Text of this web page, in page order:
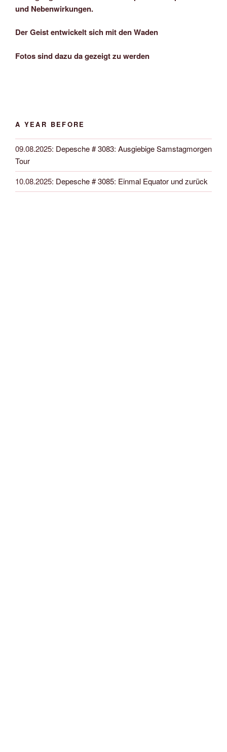
und Nebenwirkungen.
Der Geist entwickelt sich mit den Waden
Fotos sind dazu da gezeigt zu werden
A YEAR BEFORE
09.08.2025: Depesche # 3083: Ausgiebige Samstagmorgen
Tour
10.08.2025: Depesche # 3085: Einmal Equator und zurück